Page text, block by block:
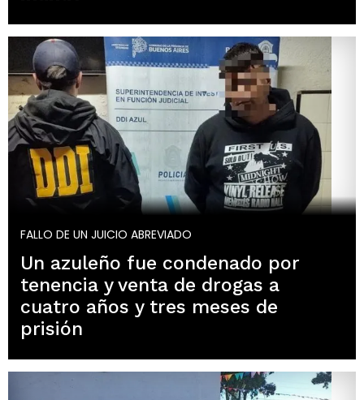
FALLO DE UN JUICIO ABREVIADO
Un azuleño fue condenado por
tenencia y venta de drogas a
cuatro años y tres meses de
prisión